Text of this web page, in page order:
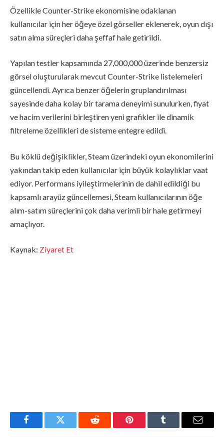
Özellikle Counter-Strike ekonomisine odaklanan
kullanıcılar için her öğeye özel görseller eklenerek, oyun dışı
satın alma süreçleri daha şeffaf hale getirildi.
Yapılan testler kapsamında 27,000,000 üzerinde benzersiz
görsel oluşturularak mevcut Counter-Strike listelemeleri
güncellendi. Ayrıca benzer öğelerin gruplandırılması
sayesinde daha kolay bir tarama deneyimi sunulurken, fiyat
ve hacim verilerini birleştiren yeni grafikler ile dinamik
filtreleme özellikleri de sisteme entegre edildi.
Bu köklü değişiklikler, Steam üzerindeki oyun ekonomilerini
yakından takip eden kullanıcılar için büyük kolaylıklar vaat
ediyor. Performans iyileştirmelerinin de dahil edildiği bu
kapsamlı arayüz güncellemesi, Steam kullanıcılarının öğe
alım-satım süreçlerini çok daha verimli bir hale getirmeyi
amaçlıyor.
Kaynak: Ziyaret Et
FacebookTwitter Reddit Pinterest Tumblr Email